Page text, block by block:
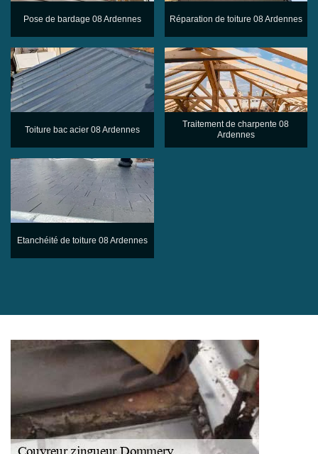
Pose de bardage 08 Ardennes Réparation de toiture 08 Ardennes
Toiture bac acier 08 Ardennes
Traitement de charpente 08
Ardennes
Etanchéité de toiture 08 Ardennes